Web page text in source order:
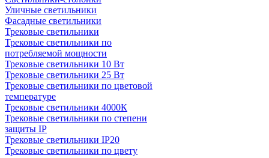
Уличные светильники
Фасадные светильники
Трековые светильники
Трековые светильники по
потребляемой мощности
Трековые светильники 10 Вт
Трековые светильники 25 Вт
Трековые светильники по цветовой
температуре
Трековые светильники 4000К
Трековые светильники по степени
защиты IP
Трековые светильники IP20
Трековые светильники по цвету